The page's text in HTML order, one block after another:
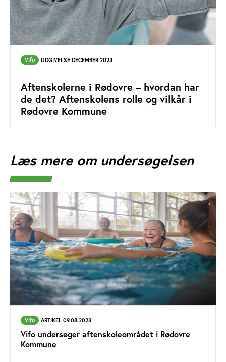
Vifo UDGIVELSE DECEMBER 2023
Aftenskolerne i Rødovre – hvordan har
de det? Aftenskolens rolle og vilkår i
Rødovre Kommune
Læs mere om undersøgelsen
Vifo ARTIKEL 09.08.2023
Vifo undersøger aftenskoleområdet i Rødovre
Kommune